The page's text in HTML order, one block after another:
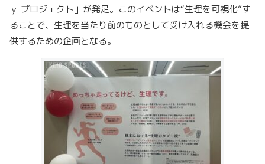
ｙ プロジェクト」が発足。このイベントは“生理を可視化”す
ることで、生理を当たり前のものとして受け入れる機会を提
供するための企画となる。